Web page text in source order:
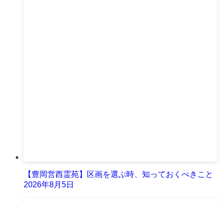
【豊岡営西霊苑】区画を選ぶ時、知っておくべきこと
2026年8月5日